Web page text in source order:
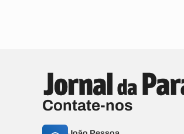
Contate-nos